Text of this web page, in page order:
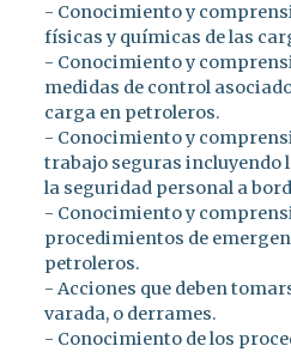
- Conocimiento y
físicas y químicas de las
- Conocimiento y
medidas de control
carga en petroleros.
- Conocimiento y
trabajo seguras incluyendo
la seguridad personal a
- Conocimiento y
procedimientos de
petroleros.
- Acciones que deben
varada, o derrames.
- Conocimiento de los